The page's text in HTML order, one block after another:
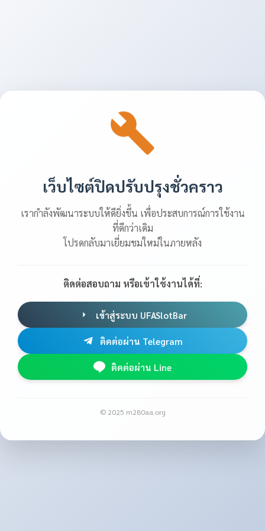
เว็บไซต์ปิดปรับปรุงชั่วคราว
เรากำลังพัฒนาระบบให้ดียิ่งขึ้น เพื่อประสบการณ์การใช้งาน
ที่ดีกว่าเดิม
โปรดกลับมาเยี่ยมชมใหม่ในภายหลัง
ติดต่อสอบถาม หรือเข้าใช้งานได้ที่:
เข้าสู่ระบบ UFASlotBar
ติดต่อผ่าน Telegram
ติดต่อผ่าน Line
© 2025 m280aa.org